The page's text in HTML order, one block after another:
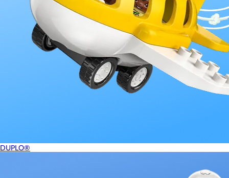
DUPLO®